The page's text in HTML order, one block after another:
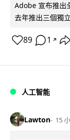
Adobe 宣布推出
去年推出三個獨
89 1 ↗
人工智能
Lawton 15